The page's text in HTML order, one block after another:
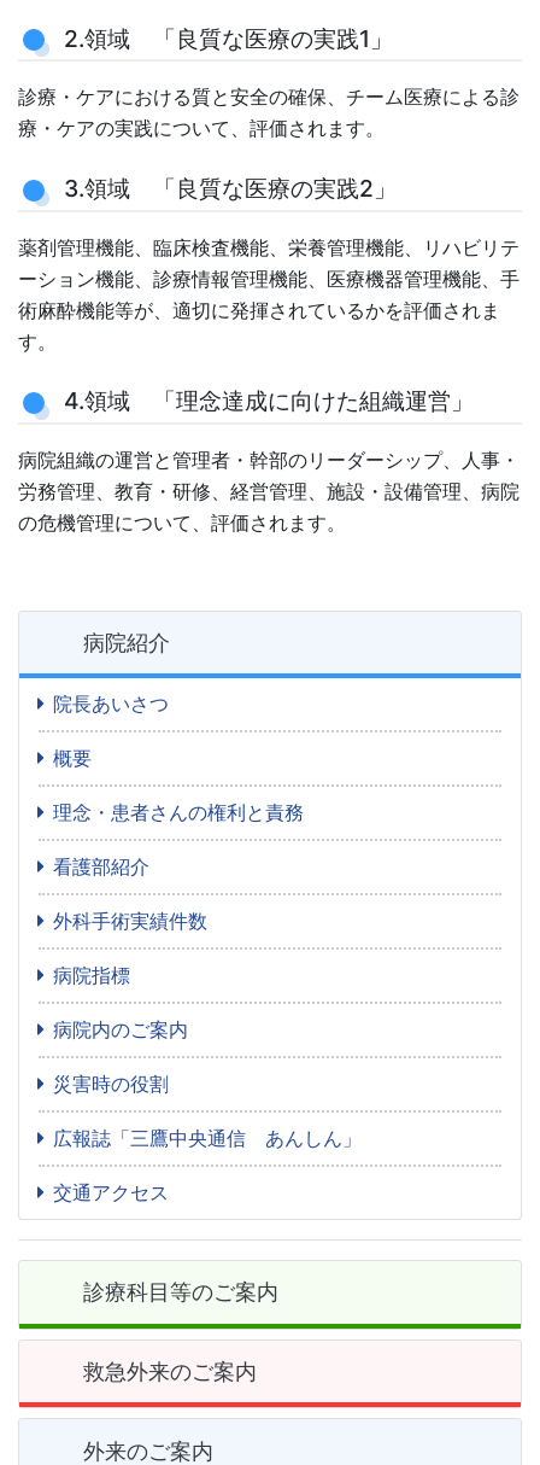
2.領域 「良質な医療の実践1」
診療・ケアにおける質と安全の確保、チーム医療による診
療・ケアの実践について、評価されます。
3.領域 「良質な医療の実践2」
薬剤管理機能、臨床検査機能、栄養管理機能、リハビリテ
ーション機能、診療情報管理機能、医療機器管理機能、手
術麻酔機能等が、適切に発揮されているかを評価されま
す。
4.領域 「理念達成に向けた組織運営」
病院組織の運営と管理者・幹部のリーダーシップ、人事・
労務管理、教育・研修、経営管理、施設・設備管理、病院
の危機管理について、評価されます。
病院紹介
院長あいさつ
概要
理念・患者さんの権利と責務
看護部紹介
外科手術実績件数
病院指標
病院内のご案内
災害時の役割
広報誌「三鷹中央通信 あんしん」
交通アクセス
診療科目等のご案内
救急外来のご案内
外来のご案内